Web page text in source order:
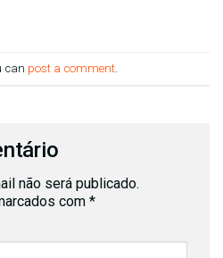
can post a comment.
não será publicado.
com *